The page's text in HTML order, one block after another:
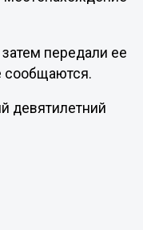
передали ее
сообщаются.
девятилетний